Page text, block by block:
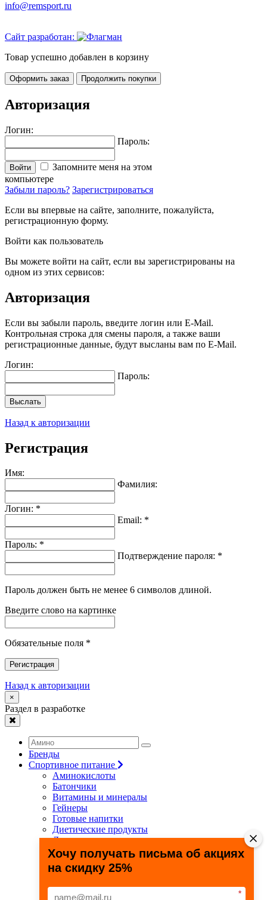
info@remsport.ru
Сайт разработан:
Товар успешно добавлен в корзину
Оформить заказ Продолжить покупки
Авторизация
Логин:
Пароль:
Войти
Запомните меня на этом
компьютере
Забыли пароль? Зарегистрироваться
Если вы впервые на сайте, заполните, пожалуйста,
регистрационную форму.
Войти как пользователь
Вы можете войти на сайт, если вы зарегистрированы на
одном из этих сервисов:
Авторизация
Если вы забыли пароль, введите логин или E-Mail.
Контрольная строка для смены пароля, а также ваши
регистрационные данные, будут высланы вам по E-Mail.
Логин:
Пароль:
Выслать
Назад к авторизации
Регистрация
Имя:
Фамилия:
Логин: *
Email: *
Пароль: *
Подтверждение пароля: *
Пароль должен быть не менее 6 символов длиной.
Введите слово на картинке
Обязательные поля *
Регистрация
Назад к авторизации
×
Раздел в разработке
Бренды
Спортивное питание
Аминокислоты
Батончики
Витамины и минералы
Гейнеры
Готовые напитки
Диетические продукты
Для связок и суставов
Жиросжигатели
Здоровье и долголетие
Креатин
Специальные препараты
Хочу получать письма об акциях
на скидку 25%
*